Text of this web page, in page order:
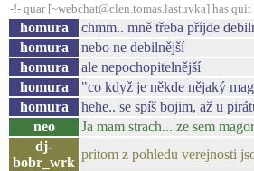
-!- quar [~webchat@clen.tomas.lastuvka] has
homura chmm.. mně třeba příjde
homura
nebo ne debilnější
homura
ale nepochopitelnější
homura
"co když je někde nějaký
homura
hehe.. se spíš bojim, až u
neo
Ja mam strach... ze sem
dj-
bobr_wrk
pritom z pohledu verejnosti